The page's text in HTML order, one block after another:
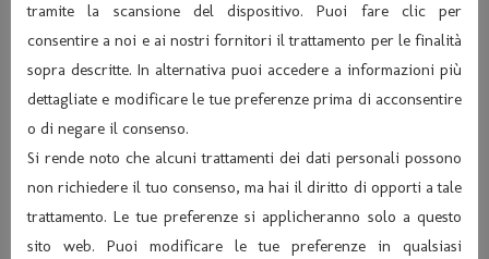
tramite la scansione del dispositivo. Puoi fare clic per
consentire a noi e ai nostri fornitori il trattamento per le finalità
sopra descritte. In alternativa puoi accedere a informazioni più
dettagliate e modificare le tue preferenze prima di acconsentire
o di negare il consenso.
Si rende noto che alcuni trattamenti dei dati personali possono
non richiedere il tuo consenso, ma hai il diritto di opporti a tale
trattamento. Le tue preferenze si applicheranno solo a questo
sito web. Puoi modificare le tue preferenze in qualsiasi